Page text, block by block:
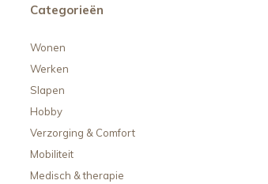
Categorieën
Wonen
Werken
Slapen
Hobby
Verzorging & Comfort
Mobiliteit
Medisch & therapie